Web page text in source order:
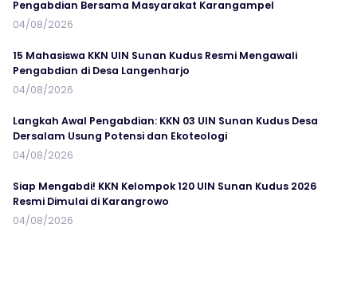
Pengabdian Bersama Masyarakat Karangampel
04/08/2026
15 Mahasiswa KKN UIN Sunan Kudus Resmi Mengawali
Pengabdian di Desa Langenharjo
04/08/2026
Langkah Awal Pengabdian: KKN 03 UIN Sunan Kudus Desa
Dersalam Usung Potensi dan Ekoteologi
04/08/2026
Siap Mengabdi! KKN Kelompok 120 UIN Sunan Kudus 2026
Resmi Dimulai di Karangrowo
04/08/2026